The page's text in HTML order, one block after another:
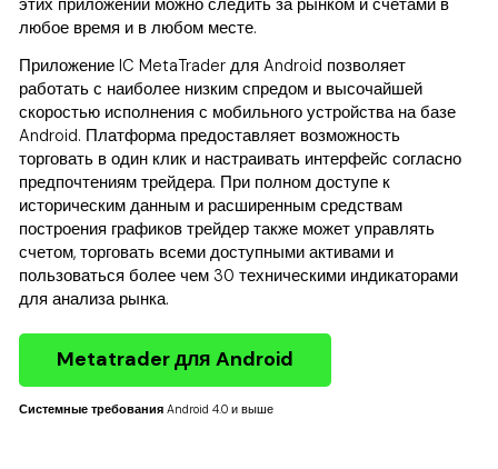
этих приложений можно следить за рынком и счетами в
любое время и в любом месте.
Приложение IC MetaTrader для Android позволяет
работать с наиболее низким спредом и высочайшей
скоростью исполнения с мобильного устройства на базе
Android. Платформа предоставляет возможность
торговать в один клик и настраивать интерфейс согласно
предпочтениям трейдера. При полном доступе к
историческим данным и расширенным средствам
построения графиков трейдер также может управлять
счетом, торговать всеми доступными активами и
пользоваться более чем 30 техническими индикаторами
для анализа рынка.
Metatrader для Android
Системные требования Android 4.0 и выше